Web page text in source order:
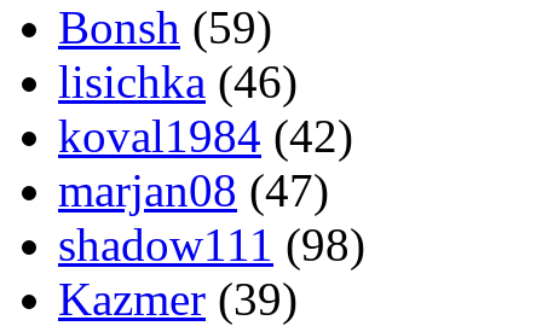
Bonsh (59)
lisichka (46)
koval1984 (42)
marjan08 (47)
shadow111 (98)
Kazmer (39)